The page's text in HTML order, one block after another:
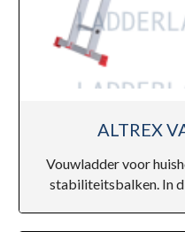
ALTREX
Vouwladder voor
stabiliteitsbalken. In